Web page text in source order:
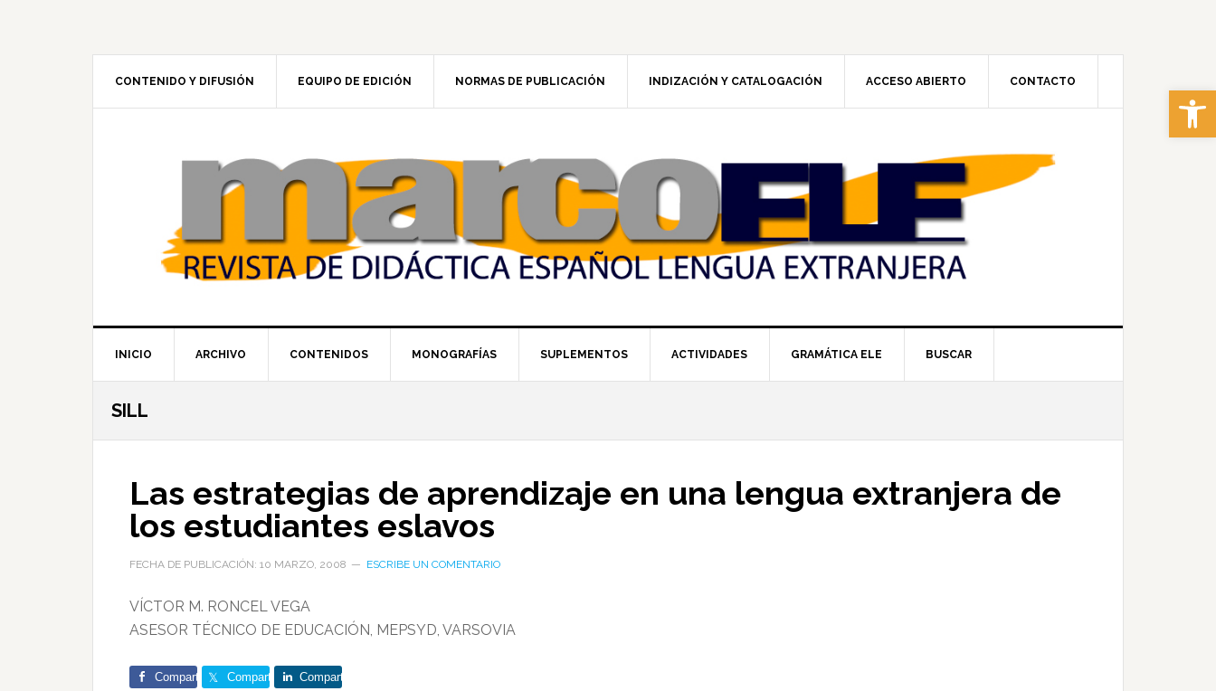
Abrir
CONTENIDO Y DIFUSIÓN EQUIPO DE EDICIÓN NORMAS DE PUBLICACIÓN INDIZACIÓN Y CATALOGACIÓN ACCESO ABIERTO CONTACTO
INICIO ARCHIVO CONTENIDOS MONOGRAFÍAS SUPLEMENTOS ACTIVIDADES GRAMÁTICA ELE BUSCAR
SILL
Las estrategias de aprendizaje en una lengua extranjera de
los estudiantes eslavos
FECHA DE PUBLICACIÓN: 10 MARZO, 2008 ESCRIBE UN COMENTARIO
VÍCTOR M. RONCEL VEGA
ASESOR TÉCNICO DE EDUCACIÓN, MEPSYD, VARSOVIA
Comparte Comparte Comparte